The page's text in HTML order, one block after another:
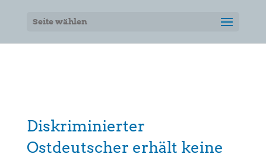
Seite wählen
Diskriminierter
Ostdeutscher erhält keine